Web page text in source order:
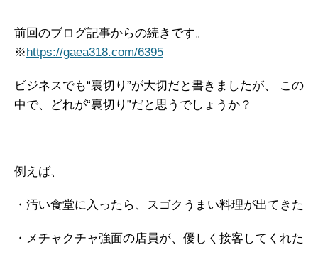
コンサルティング
マーケティング塾
書籍
お問い合わせ
前回のブログ記事からの続きです。
※https://gaea318.com/6395
ビジネスでも“裏切り”が大切だと書きましたが、
この
中で、どれが“裏切り”だと思うでしょうか？
例えば、
・汚い食堂に入ったら、スゴクうまい料理が出てきた
・メチャクチャ強面の店員が、優しく接客してくれた